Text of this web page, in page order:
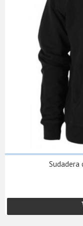
Sudadera